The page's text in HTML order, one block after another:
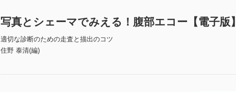
写真とシェーマでみえる！腹部エコー【電子版】
適切な診断のための走査と描出のコツ
住野 泰清(編)